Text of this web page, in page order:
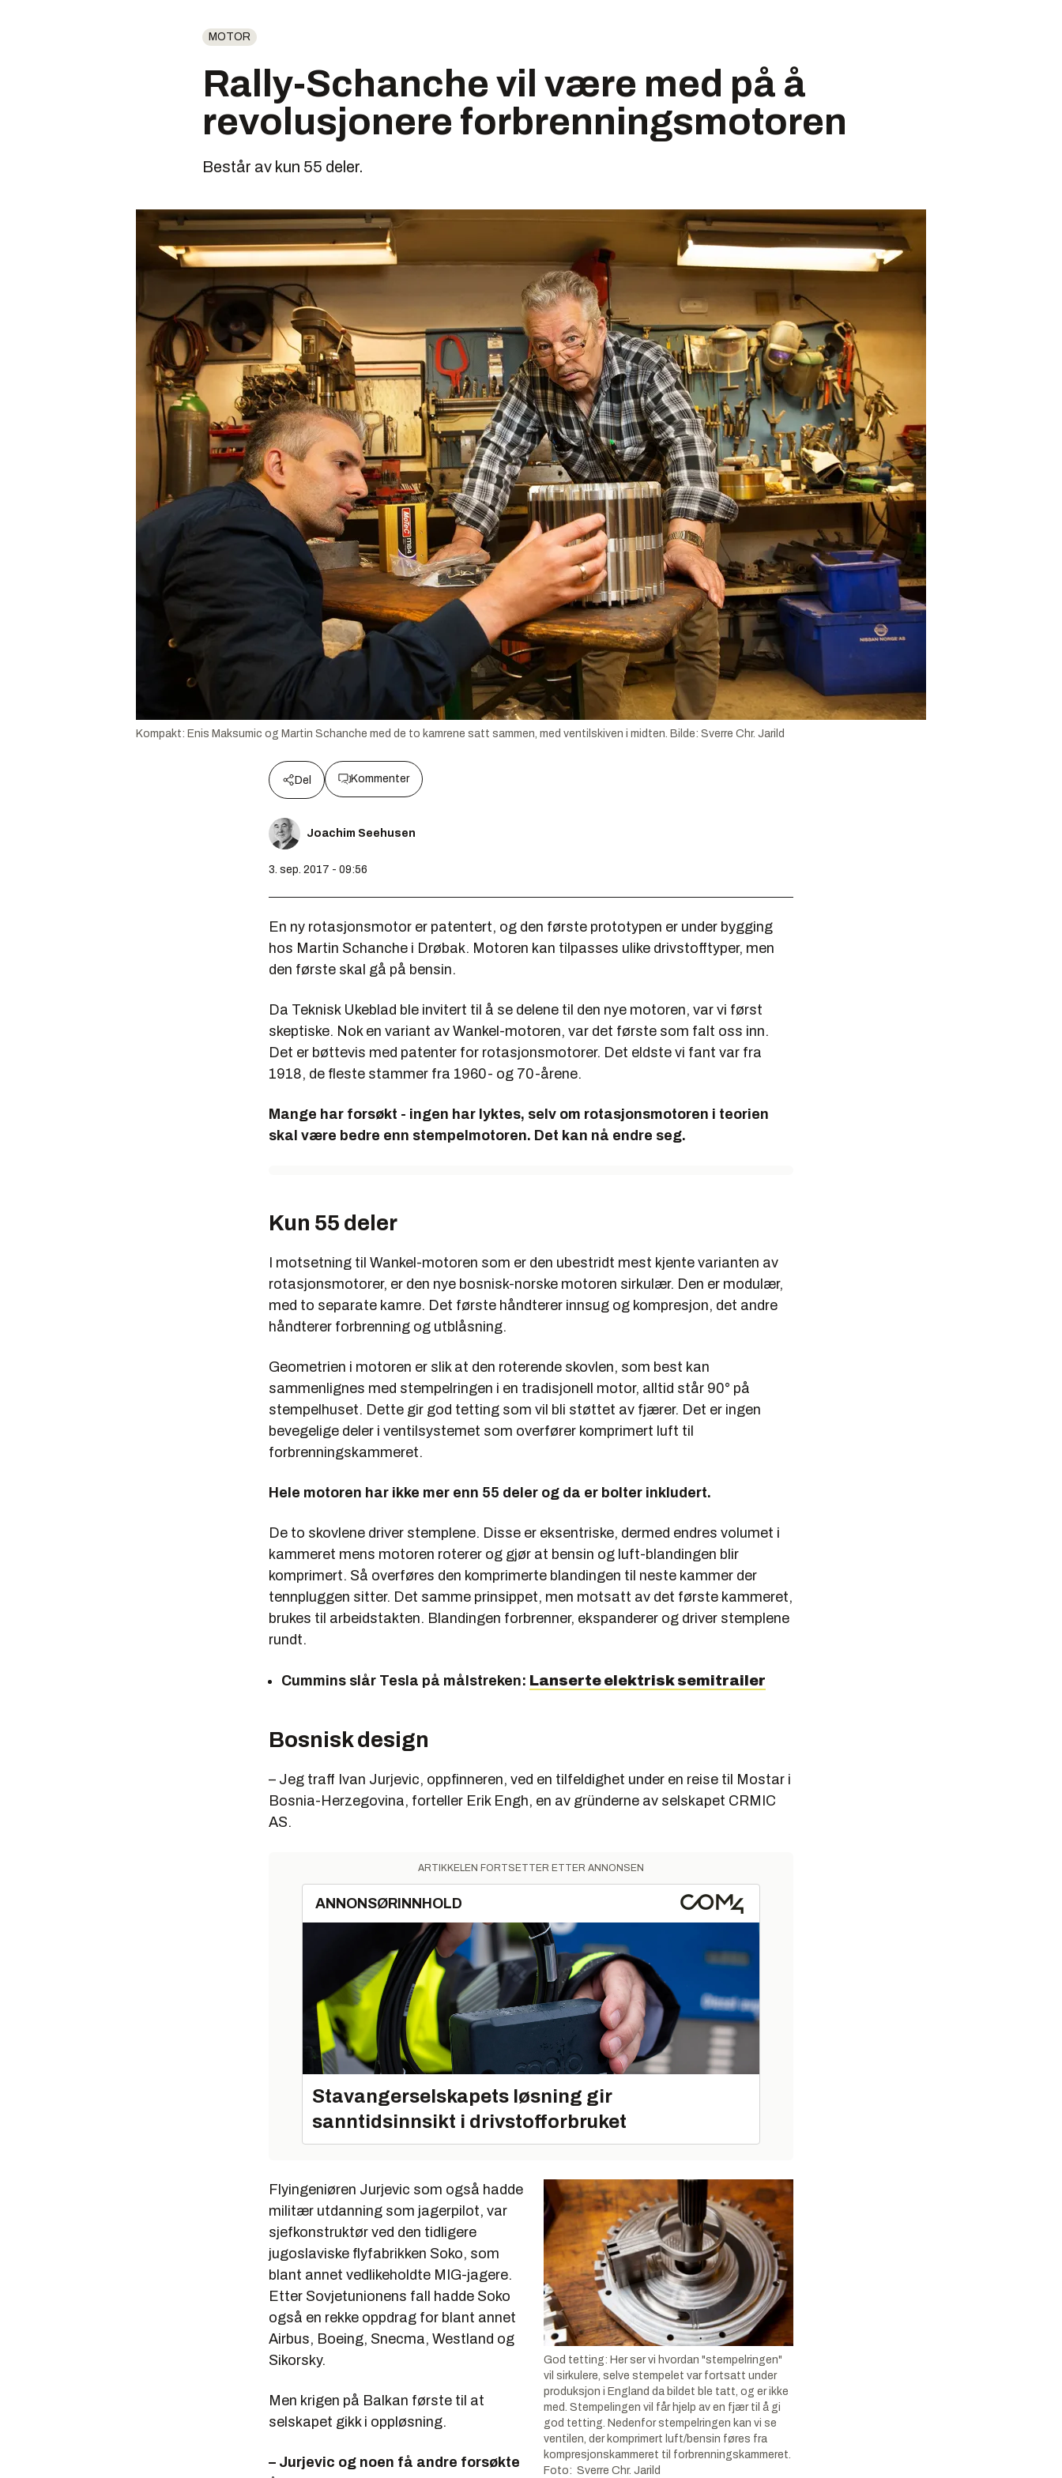
MOTOR
Rally-Schanche vil være med på å
revolusjonere forbrenningsmotoren
Består av kun 55 deler.
Kompakt: Enis Maksumic og Martin Schanche med de to kamrene satt sammen, med ventilskiven i midten. Bilde: Sverre Chr. Jarild
Del Kommenter
Joachim Seehusen
3. sep. 2017 - 09:56
En ny rotasjonsmotor er patentert, og den første prototypen er under bygging
hos Martin Schanche i Drøbak. Motoren kan tilpasses ulike drivstofftyper, men
den første skal gå på bensin.
Da Teknisk Ukeblad ble invitert til å se delene til den nye motoren, var vi først
skeptiske. Nok en variant av Wankel-motoren, var det første som falt oss inn.
Det er bøttevis med patenter for rotasjonsmotorer. Det eldste vi fant var fra
1918, de fleste stammer fra 1960- og 70-årene.
Mange har forsøkt - ingen har lyktes, selv om rotasjonsmotoren i teorien
skal være bedre enn stempelmotoren. Det kan nå endre seg.
Kun 55 deler
I motsetning til Wankel-motoren som er den ubestridt mest kjente varianten av
rotasjonsmotorer, er den nye bosnisk-norske motoren sirkulær. Den er modulær,
med to separate kamre. Det første håndterer innsug og kompresjon, det andre
håndterer forbrenning og utblåsning.
Geometrien i motoren er slik at den roterende skovlen, som best kan
sammenlignes med stempelringen i en tradisjonell motor, alltid står 90° på
stempelhuset. Dette gir god tetting som vil bli støttet av fjærer. Det er ingen
bevegelige deler i ventilsystemet som overfører komprimert luft til
forbrenningskammeret.
Hele motoren har ikke mer enn 55 deler og da er bolter inkludert.
De to skovlene driver stemplene. Disse er eksentriske, dermed endres volumet i
kammeret mens motoren roterer og gjør at bensin og luft-blandingen blir
komprimert. Så overføres den komprimerte blandingen til neste kammer der
tennpluggen sitter. Det samme prinsippet, men motsatt av det første kammeret,
brukes til arbeidstakten. Blandingen forbrenner, ekspanderer og driver stemplene
rundt.
Cummins slår Tesla på målstreken: Lanserte elektrisk semitrailer
Bosnisk design
– Jeg traff Ivan Jurjevic, oppfinneren, ved en tilfeldighet under en reise til Mostar i
Bosnia-Herzegovina, forteller Erik Engh, en av gründerne av selskapet CRMIC
AS.
ARTIKKELEN FORTSETTER ETTER ANNONSEN
ANNONSØRINNHOLD
Stavangerselskapets løsning gir
sanntidsinnsikt i drivstofforbruket
God tetting: Her ser vi hvordan "stempelringen"
vil sirkulere, selve stempelet var fortsatt under
produksjon i England da bildet ble tatt, og er ikke
med. Stempelingen vil får hjelp av en fjær til å gi
god tetting. Nedenfor stempelringen kan vi se
ventilen, der komprimert luft/bensin føres fra
kompresjonskammeret til forbrenningskammeret.
Foto: Sverre Chr. Jarild
Flyingeniøren Jurjevic som også hadde
militær utdanning som jagerpilot, var
sjefkonstruktør ved den tidligere
jugoslaviske flyfabrikken Soko, som
blant annet vedlikeholdte MIG-jagere.
Etter Sovjetunionens fall hadde Soko
også en rekke oppdrag for blant annet
Airbus, Boeing, Snecma, Westland og
Sikorsky.
Men krigen på Balkan første til at
selskapet gikk i oppløsning.
– Jurjevic og noen få andre forsøkte